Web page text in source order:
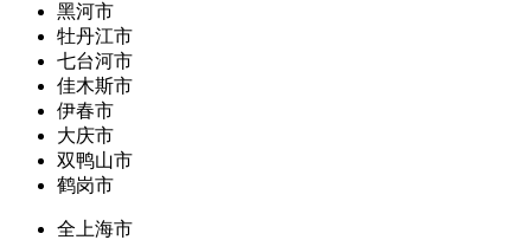
黑河市
牡丹江市
七台河市
佳木斯市
伊春市
大庆市
双鸭山市
鹤岗市
全上海市